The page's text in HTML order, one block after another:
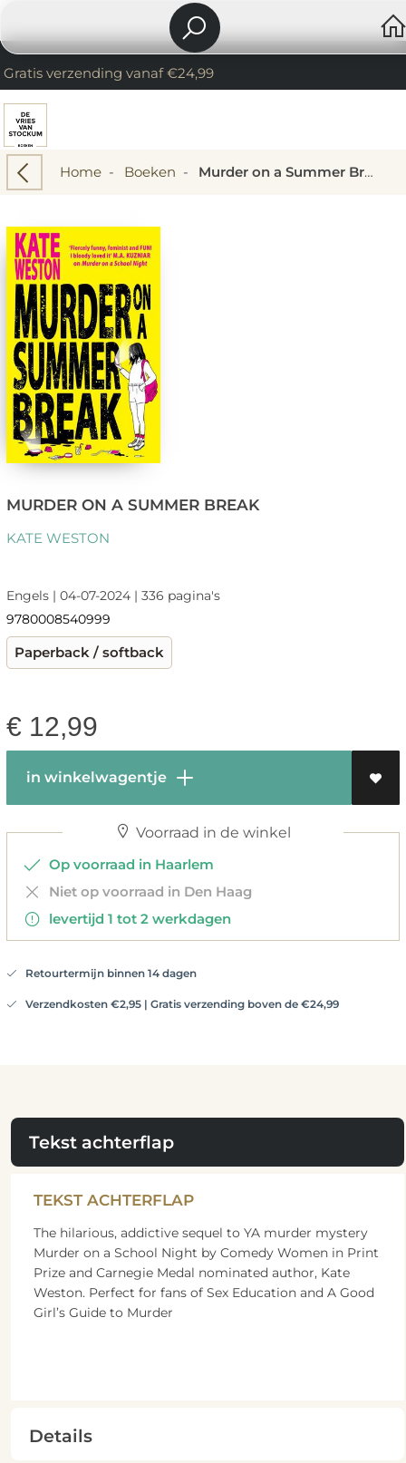
Gratis verzending vanaf €24,99
Home- Boeken - Murder on a Summer Break
MURDER ON A SUMMER BREAK
KATE WESTON
Engels | 04-07-2024 | 336 pagina's
9780008540999
Paperback / softback
€ 12,99
in winkelwagentje
Voorraad in de winkel
Op voorraad in Haarlem
Niet op voorraad in Den Haag
levertijd 1 tot 2 werkdagen
Retourtermijn binnen 14 dagen
Verzendkosten €2,95 | Gratis verzending boven de €24,99
Tekst achterflap
TEKST ACHTERFLAP
The hilarious, addictive sequel to YA murder mystery
Murder on a School Night by Comedy Women in Print
Prize and Carnegie Medal nominated author, Kate
Weston. Perfect for fans of Sex Education and A Good
Girl’s Guide to Murder
Details